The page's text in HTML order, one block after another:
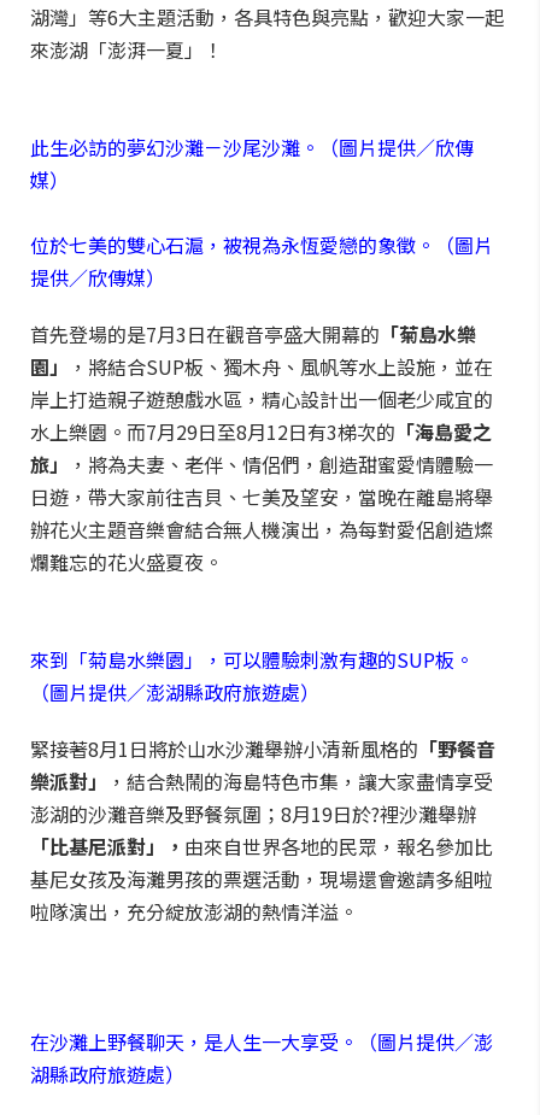
湖灣」等6大主題活動，各具特色與亮點，歡迎大家一起
來澎湖「澎湃一夏」！
此生必訪的夢幻沙灘－沙尾沙灘。（圖片提供／欣傳
媒）
位於七美的雙心石滬，被視為永恆愛戀的象徵。（圖片
提供／欣傳媒）
首先登場的是7月3日在觀音亭盛大開幕的 「菊島水樂
園」
，將結合SUP板、獨木舟、風帆等水上設施，並在
岸上打造親子遊憩戲水區，精心設計出一個老少咸宜的
水上樂園。而7月29日至8月12日有3梯次的 「海島愛之
旅」
，將為夫妻、老伴、情侶們，創造甜蜜愛情體驗一
日遊，帶大家前往吉貝、七美及望安，當晚在離島將舉
辦花火主題音樂會結合無人機演出，為每對愛侶創造燦
爛難忘的花火盛夏夜。
來到「菊島水樂園」，可以體驗刺激有趣的SUP板。
（圖片提供／澎湖縣政府旅遊處）
緊接著8月1日將於山水沙灘舉辦小清新風格的 「野餐音
樂派對」
，結合熱鬧的海島特色市集，讓大家盡情享受
澎湖的沙灘音樂及野餐氛圍；8月19日於?裡沙灘舉辦
「比基尼派對」， 由來自世界各地的民眾，報名參加比
基尼女孩及海灘男孩的票選活動，現場還會邀請多組啦
啦隊演出，充分綻放澎湖的熱情洋溢。
在沙灘上野餐聊天，是人生一大享受。（圖片提供／澎
湖縣政府旅遊處）